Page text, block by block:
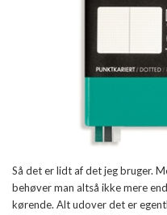
Så det er lidt af det jeg bruger.
behøver man altså ikke mere
kørende. Alt udover det er